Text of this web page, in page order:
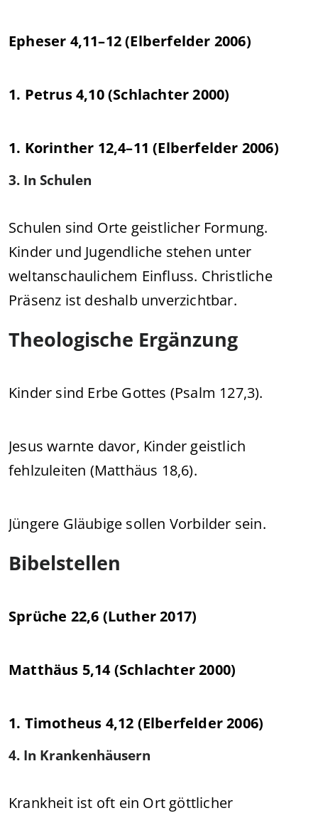
Epheser 4,11–12 (Elberfelder 2006)
1. Petrus 4,10 (Schlachter 2000)
1. Korinther 12,4–11 (Elberfelder 2006)
3. In Schulen
Schulen sind Orte geistlicher Formung.
Kinder und Jugendliche stehen unter
weltanschaulichem Einfluss. Christliche
Präsenz ist deshalb unverzichtbar.
Theologische Ergänzung
Kinder sind Erbe Gottes (Psalm 127,3).
Jesus warnte davor, Kinder geistlich
fehlzuleiten (Matthäus 18,6).
Jüngere Gläubige sollen Vorbilder sein.
Bibelstellen
Sprüche 22,6 (Luther 2017)
Matthäus 5,14 (Schlachter 2000)
1. Timotheus 4,12 (Elberfelder 2006)
4. In Krankenhäusern
Krankheit ist oft ein Ort göttlicher